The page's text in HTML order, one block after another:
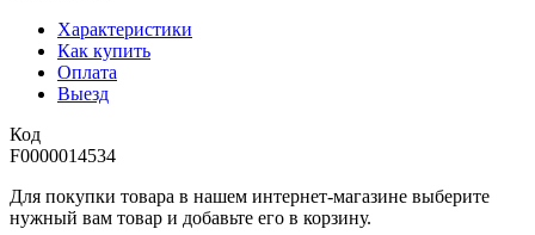
Характеристики
Как купить
Оплата
Выезд
Код
F0000014534
Для покупки товара в нашем интернет-магазине выберите
нужный вам товар и добавьте его в корзину.